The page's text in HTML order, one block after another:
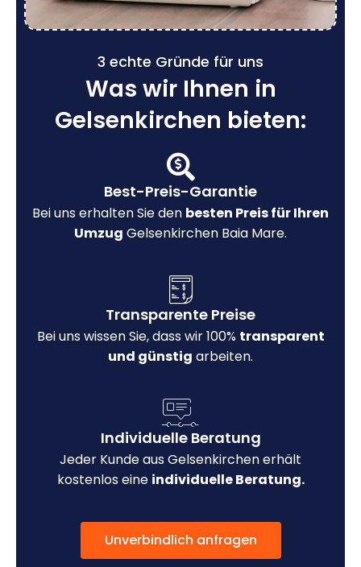
3 echte Gründe für uns
Was wir Ihnen in
Gelsenkirchen bieten:
Best-Preis-Garantie
Bei uns erhalten Sie den besten Preis für Ihren
Umzug Gelsenkirchen Baia Mare.
Transparente Preise
Bei uns wissen Sie, dass wir 100% transparent
und günstig arbeiten.
Individuelle Beratung
Jeder Kunde aus Gelsenkirchen erhält
kostenlos eine individuelle Beratung.
Unverbindlich anfragen